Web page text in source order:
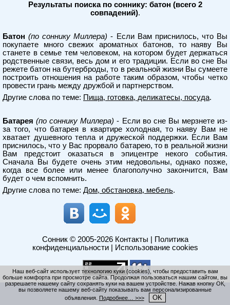
Результаты поиска по соннику: батон (всего 2
совпадений).
Батон (по соннику Миллера) - Если Вам приснилось, что Вы
покупаете много свежих ароматных батонов, то наяву Вы
станете в семье тем человеком, на котором будет держаться
родственные связи, весь дом и его традиции. Если во сне Вы
режете батон на бутерброды, то в реальной жизни Вы сумеете
построить отношения на работе таким образом, чтобы четко
провести грань между дружбой и партнерством.
Другие слова по теме: Пища, готовка, деликатесы, посуда.
Батарея (по соннику Миллера) - Если во сне Вы мерзнете из-
за того, что батарея в квартире холодная, то наяву Вам не
хватает душевного тепла и дружеской поддержки. Если Вам
приснилось, что у Вас прорвало батарею, то в реальной жизни
Вам предстоит оказаться в эпицентре некого события.
Сначала Вы будете очень этим недовольны, однако позже,
когда все более или менее благополучно закончится, Вам
будет о чем вспомнить.
Другие слова по теме: Дом, обстановка, мебель.
Сонник© 2005-2026 Контакты
Политика
конфиденциальности| Использование cookies
Наш веб-сайт использует технологию куки (cookies), чтобы предоставить вам
больше комфорта при просмотре сайта. Продолжая пользоваться нашим сайтом, вы
разрешаете нашему сайту сохранять куки на вашем устройстве. Нажав кнопку ОК,
вы позволяете нашему веб-сайту показывать вам персонализированные
объявления. Подробнее… >>> OK